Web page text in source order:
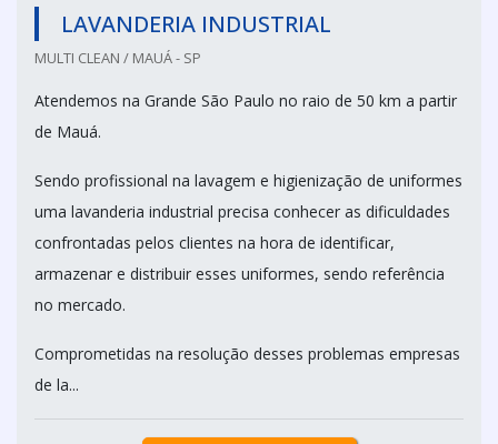
LAVANDERIA INDUSTRIAL
MULTI CLEAN / MAUÁ - SP
Atendemos na Grande São Paulo no raio de 50 km a partir
de Mauá.
Sendo profissional na lavagem e higienização de uniformes
uma lavanderia industrial precisa conhecer as dificuldades
confrontadas pelos clientes na hora de identificar,
armazenar e distribuir esses uniformes, sendo referência
no mercado.
Comprometidas na resolução desses problemas empresas
de la...